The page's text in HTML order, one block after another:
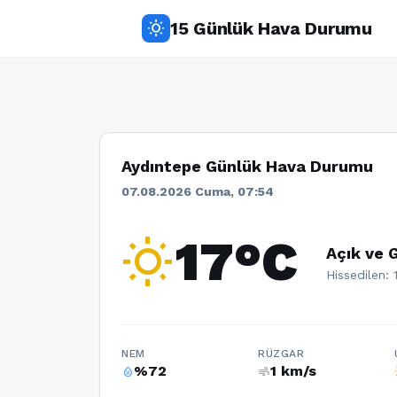
wb_sunny 15 Günlük Hava Durumu
Aydıntepe Günlük Hava Durumu
07.08.2026 Cuma, 07:54
wb_sunny17°C Açık ve
Hissedilen:
NEM
humidity_percentage%72
RÜZGAR
air1 km/s